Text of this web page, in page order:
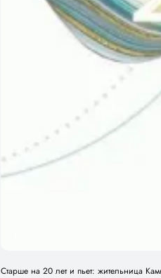
Старше на 20 лет и пьет: жительница